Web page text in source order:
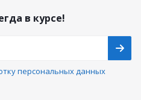
в курсе!
персональных данных